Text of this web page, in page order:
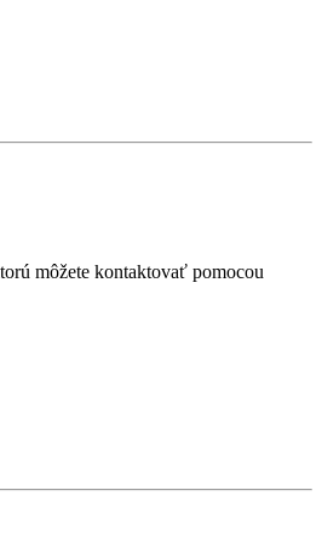
môžete kontaktovať pomocou